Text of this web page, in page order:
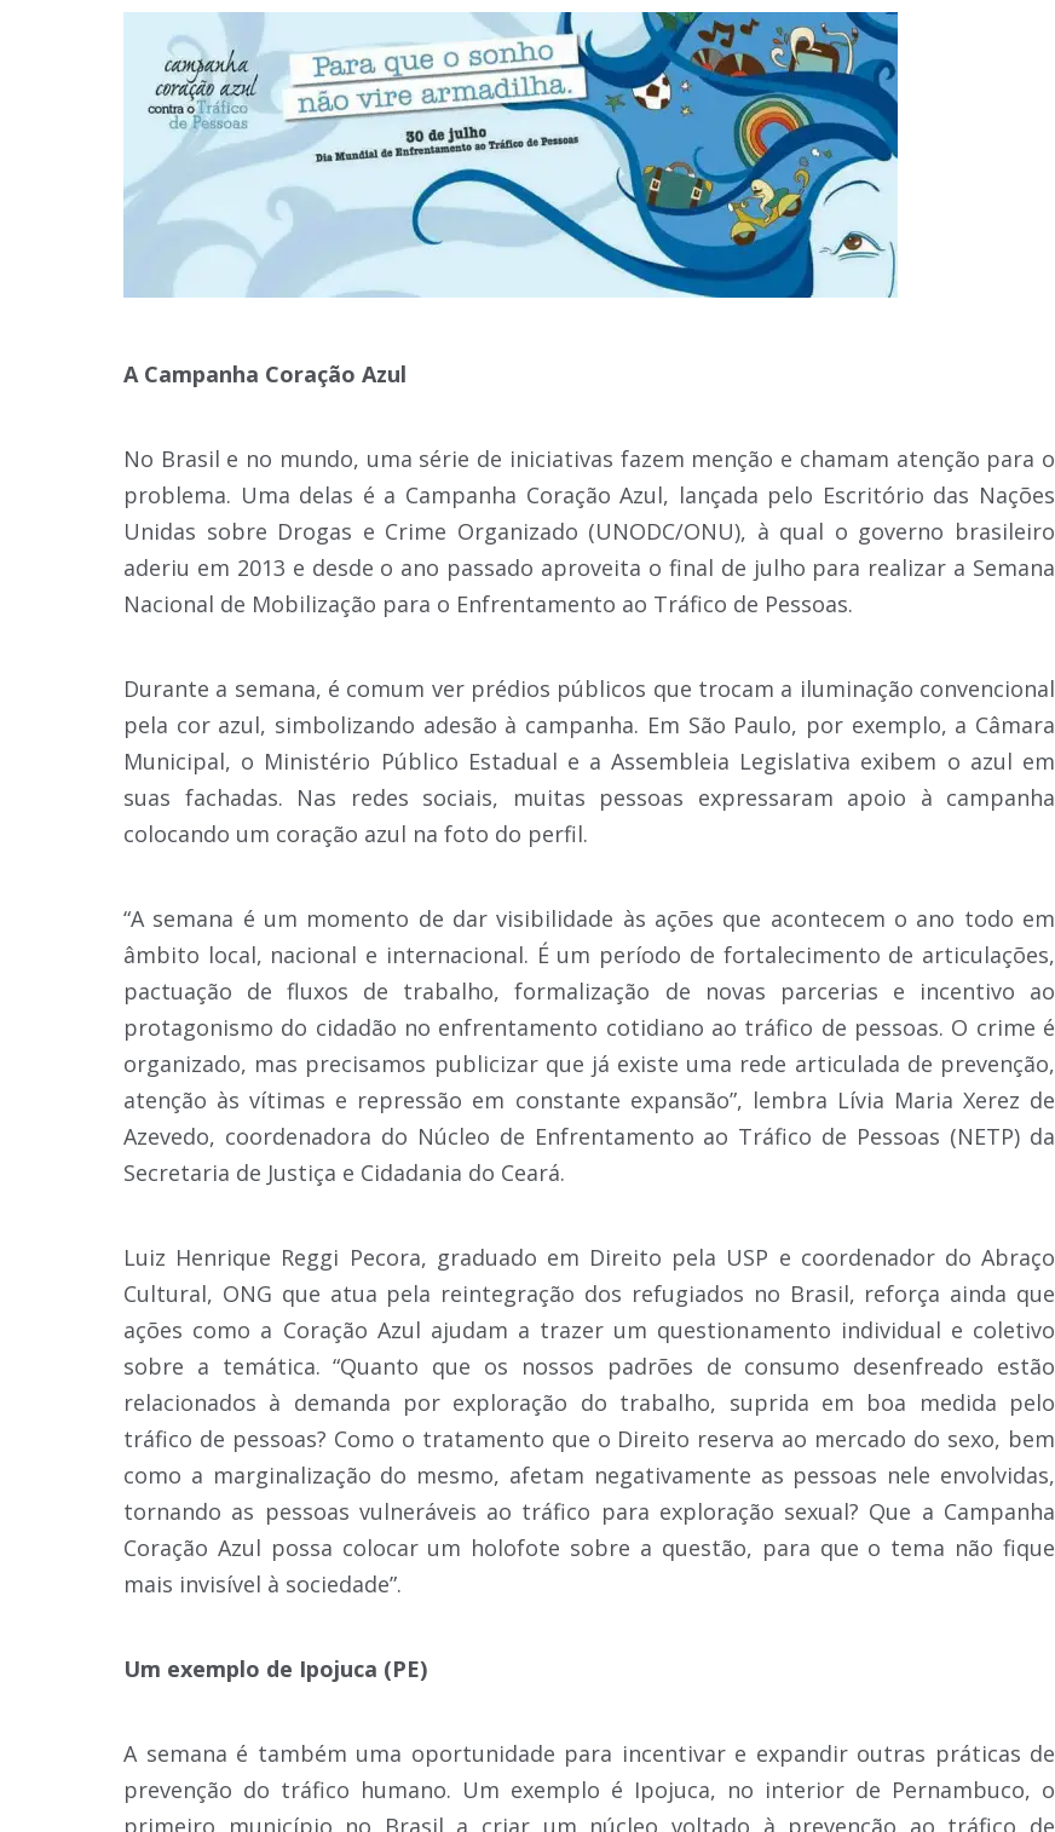
A Campanha Coração Azul
No Brasil e no mundo, uma série de iniciativas fazem menção e chamam atenção para o
problema. Uma delas é a Campanha Coração Azul, lançada pelo Escritório das Nações
Unidas sobre Drogas e Crime Organizado (UNODC/ONU), à qual o governo brasileiro
aderiu em 2013 e desde o ano passado aproveita o final de julho para realizar a Semana
Nacional de Mobilização para o Enfrentamento ao Tráfico de Pessoas.
Durante a semana, é comum ver prédios públicos que trocam a iluminação convencional
pela cor azul, simbolizando adesão à campanha. Em São Paulo, por exemplo, a Câmara
Municipal, o Ministério Público Estadual e a Assembleia Legislativa exibem o azul em
suas fachadas. Nas redes sociais, muitas pessoas expressaram apoio à campanha
colocando um coração azul na foto do perfil.
“A semana é um momento de dar visibilidade às ações que acontecem o ano todo em
âmbito local, nacional e internacional. É um período de fortalecimento de articulações,
pactuação de fluxos de trabalho, formalização de novas parcerias e incentivo ao
protagonismo do cidadão no enfrentamento cotidiano ao tráfico de pessoas. O crime é
organizado, mas precisamos publicizar que já existe uma rede articulada de prevenção,
atenção às vítimas e repressão em constante expansão”, lembra Lívia Maria Xerez de
Azevedo, coordenadora do Núcleo de Enfrentamento ao Tráfico de Pessoas (NETP) da
Secretaria de Justiça e Cidadania do Ceará.
Luiz Henrique Reggi Pecora, graduado em Direito pela USP e coordenador do Abraço
Cultural, ONG que atua pela reintegração dos refugiados no Brasil, reforça ainda que
ações como a Coração Azul ajudam a trazer um questionamento individual e coletivo
sobre a temática. “Quanto que os nossos padrões de consumo desenfreado estão
relacionados à demanda por exploração do trabalho, suprida em boa medida pelo
tráfico de pessoas? Como o tratamento que o Direito reserva ao mercado do sexo, bem
como a marginalização do mesmo, afetam negativamente as pessoas nele envolvidas,
tornando as pessoas vulneráveis ao tráfico para exploração sexual? Que a Campanha
Coração Azul possa colocar um holofote sobre a questão, para que o tema não fique
mais invisível à sociedade”.
Um exemplo de Ipojuca (PE)
A semana é também uma oportunidade para incentivar e expandir outras práticas de
prevenção do tráfico humano. Um exemplo é Ipojuca, no interior de Pernambuco, o
primeiro município no Brasil a criar um núcleo voltado à prevenção ao tráfico de